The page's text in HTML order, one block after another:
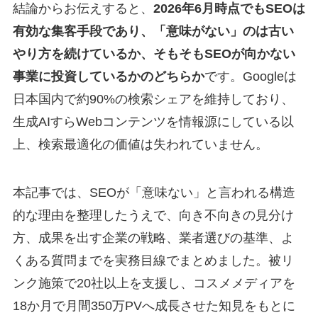
結論からお伝えすると、 2026年6月時点でもSEOは
有効な集客手段であり、「意味がない」のは古い
やり方を続けているか、そもそもSEOが向かない
事業に投資しているかのどちらかです。Googleは
日本国内で約90%の検索シェアを維持しており、
生成AIすらWebコンテンツを情報源にしている以
上、検索最適化の価値は失われていません。
本記事では、SEOが「意味ない」と言われる構造
的な理由を整理したうえで、向き不向きの見分け
方、成果を出す企業の戦略、業者選びの基準、よ
くある質問までを実務目線でまとめました。被リ
ンク施策で20社以上を支援し、コスメメディアを
18か月で月間350万PVへ成長させた知見をもとに